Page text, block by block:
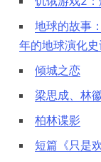
地球的故事
年的地球演化
倾城之恋
梁思成、林
柏林谍影
短篇《只是